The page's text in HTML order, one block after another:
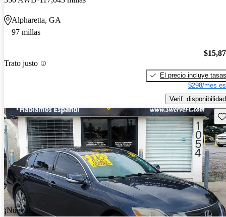
Alpharetta, GA
97 millas
Trato justo
El precio incluye tasas
$298/mes
Verif. disponibilidad
¡Nuevo!